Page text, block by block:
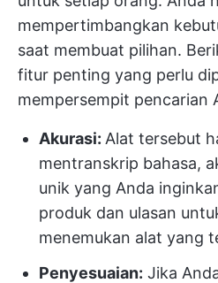
mempertimbangkan
saat membuat pilihan.
fitur penting yang perlu
mempersempit pencarian
Akurasi: Alat tersebut
mentranskrip bahasa,
unik yang Anda
produk dan ulasan
menemukan alat yang
Penyesuaian: Jika